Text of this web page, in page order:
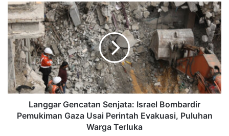
Langgar Gencatan Senjata: Israel Bombardir
Pemukiman Gaza Usai Perintah Evakuasi, Puluhan
Warga Terluka